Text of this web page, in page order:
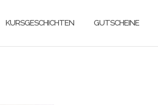
KURSGESCHICHTEN GUTSCHEINE